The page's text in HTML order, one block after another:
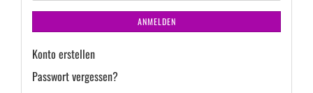
ANMELDEN
Konto erstellen
Passwort vergessen?